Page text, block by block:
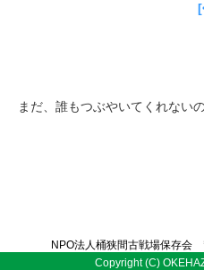
まだ、誰もつぶやいてくれな
NPO法人桶狭間古戦場保存
Copyright (C)